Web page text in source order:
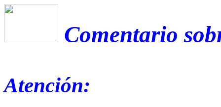
Comentario
Atención: